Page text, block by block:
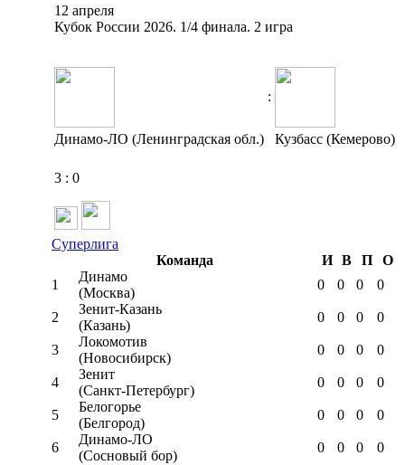
12 апреля
Кубок России 2026. 1/4 финала. 2 игра
:
Динамо-ЛО (Ленинградская обл.) Кузбасс (Кемерово)
3 : 0
Суперлига
Команда
И В П
О
1
Динамо
(Москва)
0 0 0 0
2
Зенит-Казань
(Казань)
0 0 0 0
3
Локомотив
(Новосибирск)
0 0 0 0
4
Зенит
(Санкт-Петербург)
0 0 0 0
5
Белогорье
(Белгород)
0 0 0 0
6
Динамо-ЛО
(Сосновый бор)
0 0 0 0